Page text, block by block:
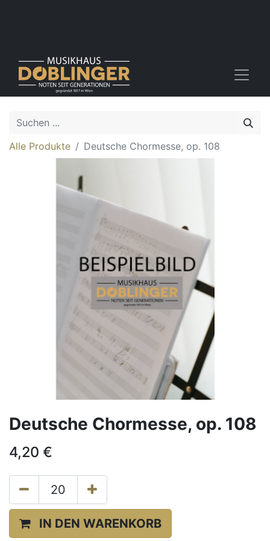
Alle Produkte Deutsche Chormesse, op. 108
Deutsche Chormesse, op. 108
4,20 €
IN DEN WARENKORB